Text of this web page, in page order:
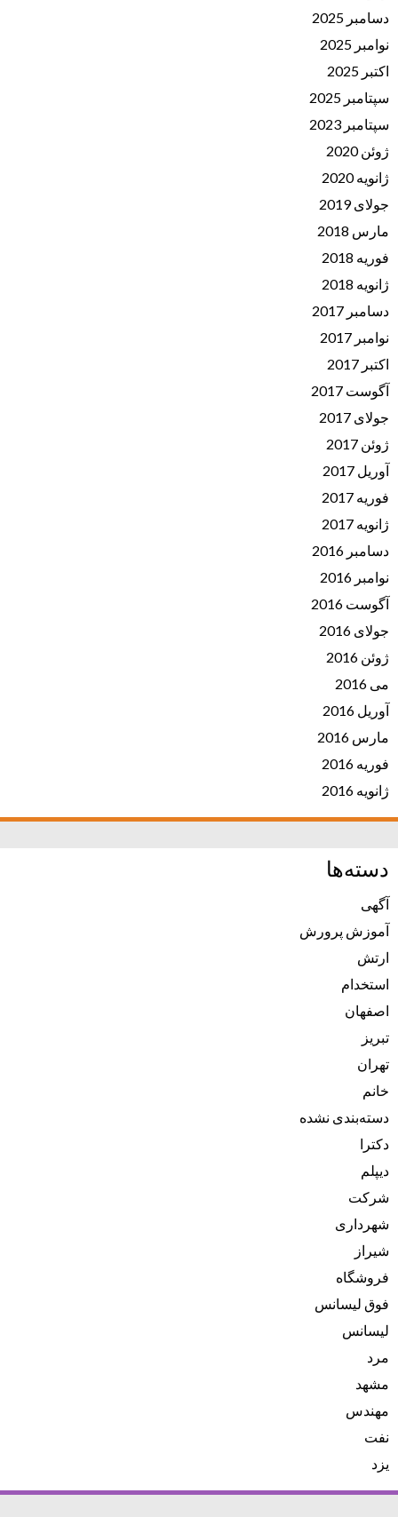
دسامبر 2025
نوامبر 2025
اکتبر 2025
سپتامبر 2025
سپتامبر 2023
ژوئن 2020
ژانویه 2020
جولای 2019
مارس 2018
فوریه 2018
ژانویه 2018
دسامبر 2017
نوامبر 2017
اکتبر 2017
آگوست 2017
جولای 2017
ژوئن 2017
آوریل 2017
فوریه 2017
ژانویه 2017
دسامبر 2016
نوامبر 2016
آگوست 2016
جولای 2016
ژوئن 2016
می 2016
آوریل 2016
مارس 2016
فوریه 2016
ژانویه 2016
دسته‌ها
آگهی
آموزش پرورش
ارتش
استخدام
اصفهان
تبریز
تهران
خانم
دسته‌بندی نشده
دکترا
دیپلم
شرکت
شهرداری
شیراز
فروشگاه
فوق لیسانس
لیسانس
مرد
مشهد
مهندس
نفت
یزد